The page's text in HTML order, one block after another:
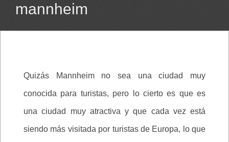
mannheim
Quizás Mannheim no sea una ciudad muy
conocida para turistas, pero lo cierto es que es
una ciudad muy atractiva y que cada vez está
siendo más visitada por turistas de Europa, lo que